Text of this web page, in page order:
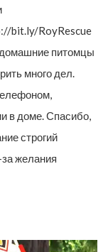
bit.ly/RoyRescue
питомцы
много дел.
в доме. Спасибо,
строгий
желания